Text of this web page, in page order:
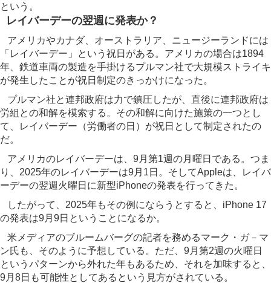
という。
レイバーデーの翌週に発表か？
アメリカやカナダ、オーストラリア、ニュージーランドには
「レイバーデー」という祝日がある。アメリカの場合は1894
年、鉄道車両の製造を手掛けるプルマン社で大規模ストライキ
が発生したことが祝日制定のきっかけになった。
プルマン社と連邦政府は力で鎮圧したが、直後に連邦政府は
労組との和解を模索する。その和解に向けた施策の一つとし
て、レイバーデー（労働者の日）が祝日として制定されたの
だ。
アメリカのレイバーデーは、9月第1週の月曜日である。つま
り、2025年のレイバーデーは9月1日。そしてAppleは、レイバ
ーデーの翌週火曜日に新型iPhoneの発表を行ってきた。
したがって、2025年もその例にならうとすると、iPhone 17
の発表は9月9日ということになるか。
米メディアのブルームバーグの記者を務めるマーク・ガ－マ
ン氏も、そのように予想している。ただ、9月第2週の火曜日
というパターンから外れた年もあるため、それを加味すると、
9月8日も可能性としてあるという見方がされている。